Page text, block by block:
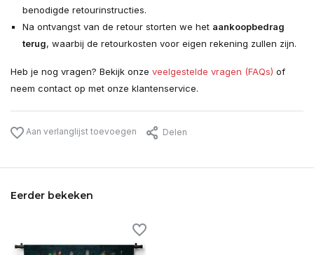
benodigde retourinstructies.
Na ontvangst van de retour storten we het aankoopbedrag
terug, waarbij de retourkosten voor eigen rekening zullen zijn.
Heb je nog vragen? Bekijk onze veelgestelde vragen (FAQs) of
neem contact op met onze klantenservice.
Aan verlanglijst toevoegen Delen
Eerder bekeken